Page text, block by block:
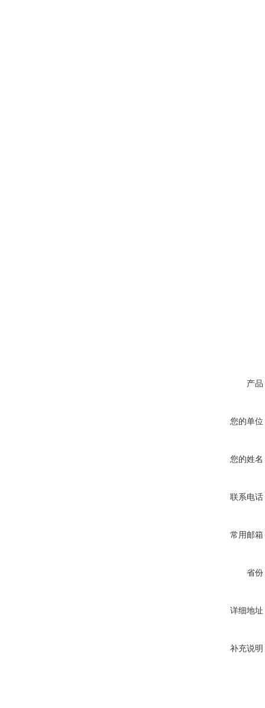
产品
您的单位
您的姓名
联系电话
常用邮箱
省份
详细地址
补充说明